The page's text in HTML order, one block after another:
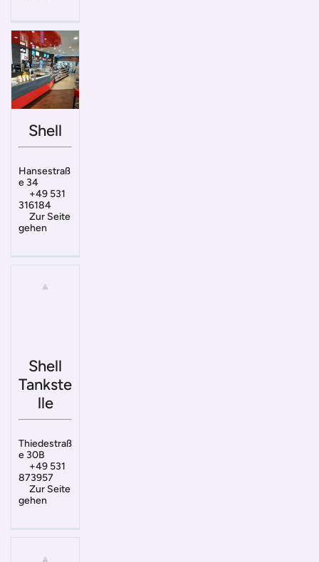
Shell
Hansestraß
e 34
+49 531
316184
Zur Seite
gehen
Shell
Tankste
lle
Thiedestraß
e 30B
+49 531
873957
Zur Seite
gehen